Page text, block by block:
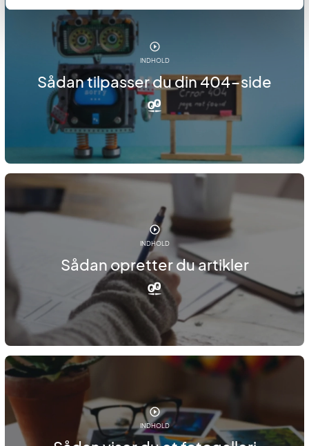
INDHOLD
Sådan tilpasser du din 404-side
INDHOLD
Sådan opretter du artikler
INDHOLD